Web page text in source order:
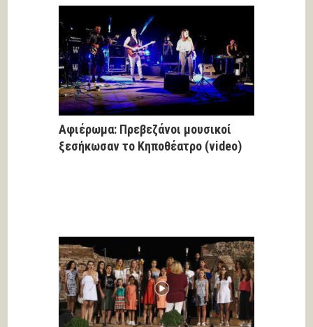
Αφιέρωμα: Πρεβεζάνοι μουσικοί
ξεσήκωσαν το Κηποθέατρο (video)